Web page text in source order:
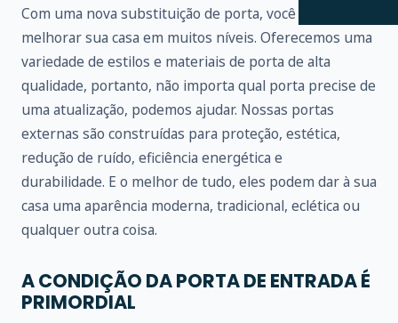
Com uma nova substituição de porta, você pode
melhorar sua casa em muitos níveis. Oferecemos uma
variedade de estilos e materiais de porta de alta
qualidade, portanto, não importa qual porta precise de
uma atualização, podemos ajudar. Nossas portas
externas são construídas para proteção, estética,
redução de ruído, eficiência energética e
durabilidade. E o melhor de tudo, eles podem dar à sua
casa uma aparência moderna, tradicional, eclética ou
qualquer outra coisa.
A CONDIÇÃO DA PORTA DE ENTRADA É
PRIMORDIAL